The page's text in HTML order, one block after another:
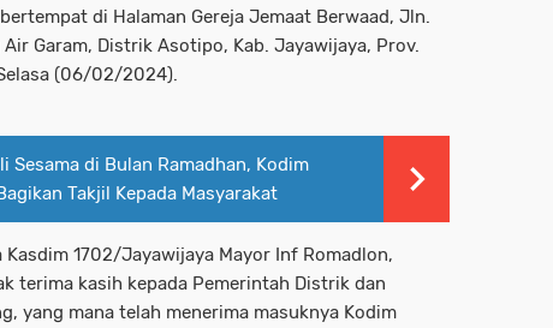
di Halaman Gereja Jemaat Berwaad, Jln.
Garam, Distrik Asotipo, Kab. Jayawijaya, Prov.
(06/02/2024).
Sesama di Bulan Ramadhan, Kodim
Takjil Kepada Masyarakat
Kasdim 1702/Jayawijaya Mayor Inf Romadlon,
terima kasih kepada Pemerintah Distrik dan
yang mana telah menerima masuknya Kodim